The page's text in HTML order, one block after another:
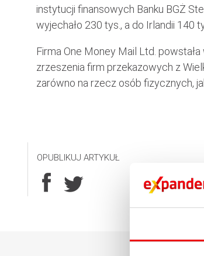
instytucji finansowych Banku BGŻ
wyjechało 230 tys., a do Irlandii 140
Firma One Money Mail Ltd.
zrzeszenia firm przekazowych z
zarówno na rzecz osób fizycznych,
OPUBLIKUJ ARTYKUŁ